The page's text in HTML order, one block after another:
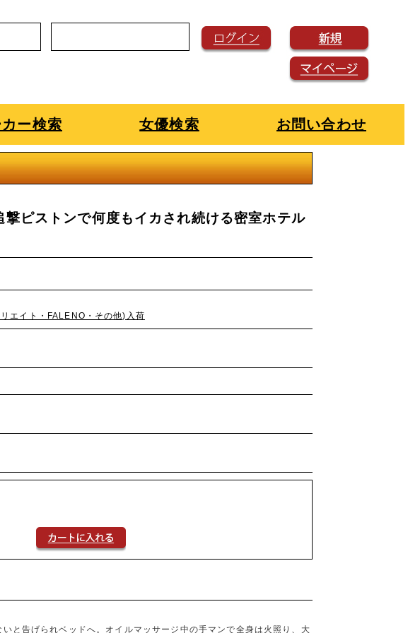
カー検索 女優検索 お問い合わせ
撃ピストンで何度もイカされ続ける密室ホテル
エイト・FALENO・その他)入荷
と告げられベッドへ。オイルマッサージ中の手マンで全身は火照り、大